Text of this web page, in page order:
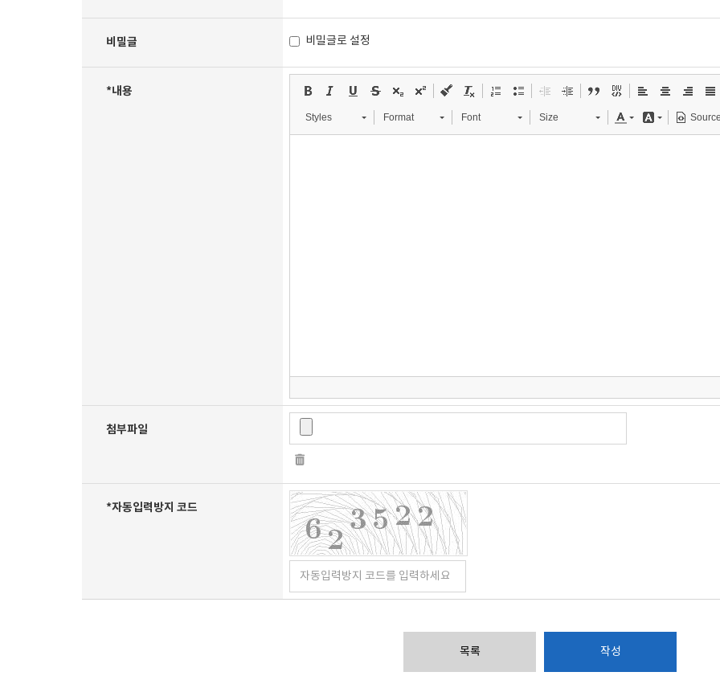
비밀글 비밀글로 설정
*내용
Styles Format Font Size
첨부파일
*자동입력방지 코드
목록 작성